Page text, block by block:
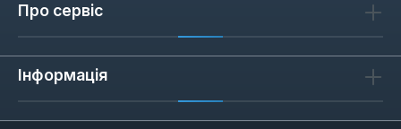
Про сервіс
Інформація